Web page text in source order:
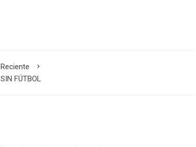
Reciente
SIN FÚTBOL